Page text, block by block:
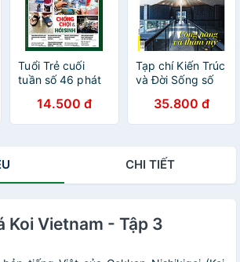
Tuổi Trẻ cuối
tuần số 46 phát
11-2025
14.500 đ
Tạp chí Kiến Trúc
và Đời Sống số
2025) _ Công
năng và Thẩm
35.800 đ
CHI TIẾT
Koi Vietnam - Tập 3